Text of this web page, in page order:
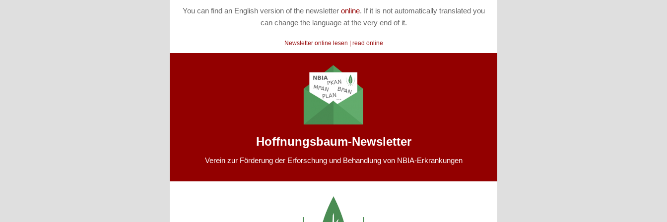
You can find an English version of the newsletter online. If it is not automatically translated you
can change the language at the very end of it.
Newsletter online lesen | read online
Hoffnungsbaum-Newsletter
Verein zur Förderung der Erforschung und Behandlung von NBIA-Erkrankungen